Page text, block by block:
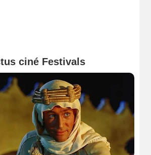
ciné Festivals